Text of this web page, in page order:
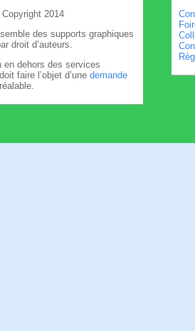
2014
des supports graphiques
droit d’auteurs.
en dehors des services
faire l’objet d’une demande